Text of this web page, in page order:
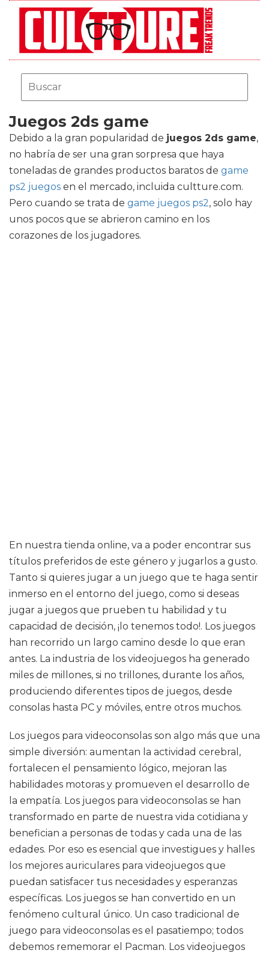
Juegos 2ds game
Debido a la gran popularidad de juegos 2ds game,
no habría de ser una gran sorpresa que haya
toneladas de grandes productos baratos de game
ps2 juegos en el mercado, incluida cultture.com.
Pero cuando se trata de game juegos ps2, solo hay
unos pocos que se abrieron camino en los
corazones de los jugadores.
En nuestra tienda online, va a poder encontrar sus
títulos preferidos de este género y jugarlos a gusto.
Tanto si quieres jugar a un juego que te haga sentir
inmerso en el entorno del juego, como si deseas
jugar a juegos que prueben tu habilidad y tu
capacidad de decisión, ¡lo tenemos todo!. Los juegos
han recorrido un largo camino desde lo que eran
antes. La industria de los videojuegos ha generado
miles de millones, si no trillones, durante los años,
produciendo diferentes tipos de juegos, desde
consolas hasta PC y móviles, entre otros muchos.
Los juegos para videoconsolas son algo más que una
simple diversión: aumentan la actividad cerebral,
fortalecen el pensamiento lógico, mejoran las
habilidades motoras y promueven el desarrollo de
la empatía. Los juegos para videoconsolas se han
transformado en parte de nuestra vida cotidiana y
benefician a personas de todas y cada una de las
edades. Por eso es esencial que investigues y halles
los mejores auriculares para videojuegos que
puedan satisfacer tus necesidades y esperanzas
específicas. Los juegos se han convertido en un
fenómeno cultural único. Un caso tradicional de
juego para videoconsolas es el pasatiempo; todos
debemos rememorar el Pacman. Los videojuegos